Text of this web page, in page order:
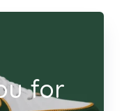
for